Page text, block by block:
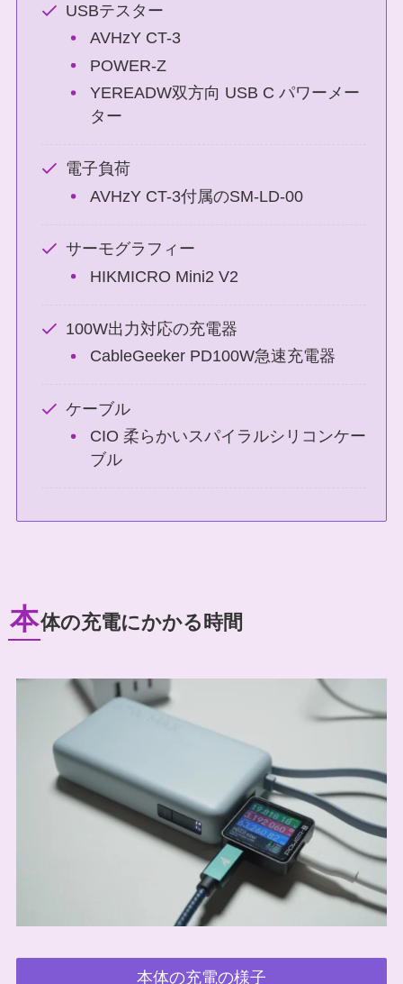
USBテスター
AVHzY CT-3
POWER-Z
YEREADW双方向 USB C パワーメー
ター
電子負荷
AVHzY CT-3付属のSM-LD-00
サーモグラフィー
HIKMICRO Mini2 V2
100W出力対応の充電器
CableGeeker PD100W急速充電器
ケーブル
CIO 柔らかいスパイラルシリコンケー
ブル
本体の充電にかかる時間
本体の充電の様子